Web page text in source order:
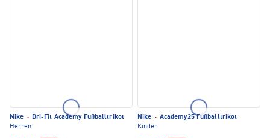
Nike · Dri-Fit Academy Fußballtrikot
Herren
Nike · Academy25 Fußballtrikot
Kinder